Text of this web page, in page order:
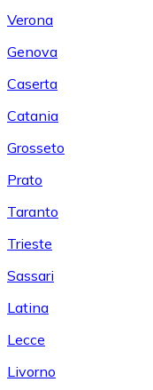
Verona
Genova
Caserta
Catania
Grosseto
Prato
Taranto
Trieste
Sassari
Latina
Lecce
Livorno